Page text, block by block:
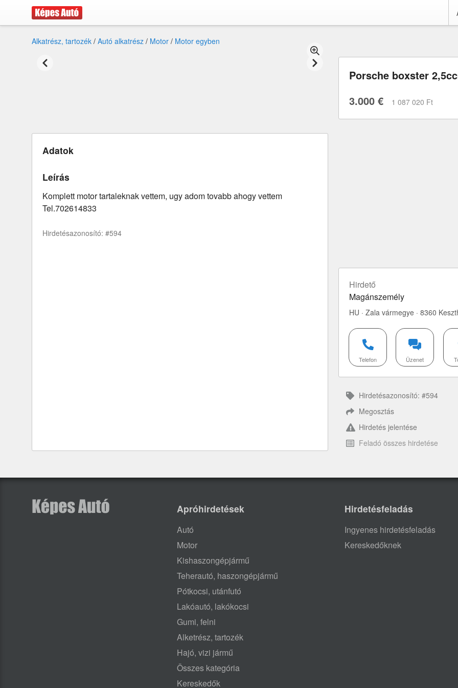
Alkatrész, tartozék / Autó alkatrész / Motor / Motor egyben
Porsche boxster
3.000 €
1 087 020 Ft
Hirdető
Magánszemély
HU · Zala vármegye · 8360
Telefon Üzenet
Hirdetésazonosító: #594
Megosztás
Hirdetés jelentése
Feladó összes hirdetése
Adatok
Leírás
Komplett motor tartaleknak vettem, ugy adom tovabb ahogy vettem
Tel.702614833
Hirdetésazonosító: #594
Apróhirdetések
Autó
Motor
Kishaszongépjármű
Teherautó, haszongépjármű
Pótkocsi, utánfutó
Lakóautó, lakókocsi
Gumi, felni
Alketrész, tartozék
Hajó, vizi jármű
Összes kategória
Kereskedők
Hirdetésfeladás
Ingyenes hirdetésfeladás
Kereskedőknek